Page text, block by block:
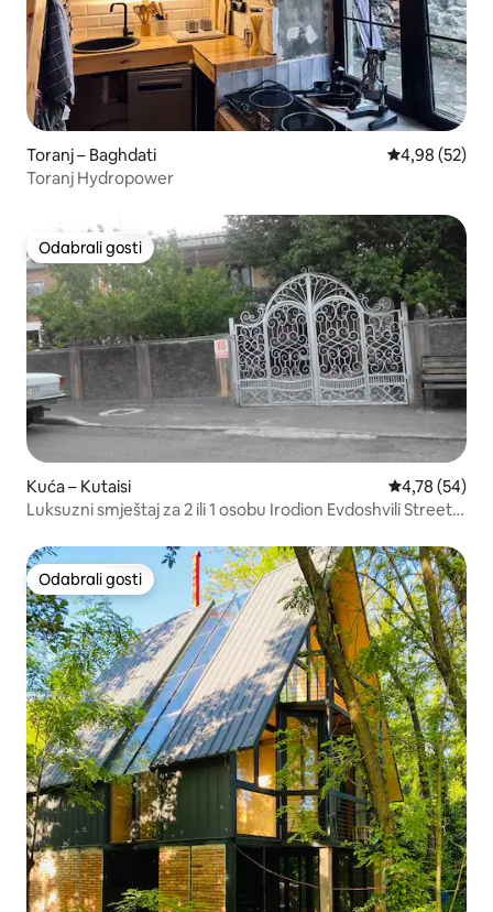
Toranj – Baghdati Prosječna
4,98 (52)
Toranj Hydropower
Odabrali gosti
Odabrali gosti
Kuća – Kutaisi Prosječna
4,78 (54)
Luksuzni smještaj za 2 ili 1 osobu Irodion Evdoshvili Street
Odabrali gosti
Odabrali gosti